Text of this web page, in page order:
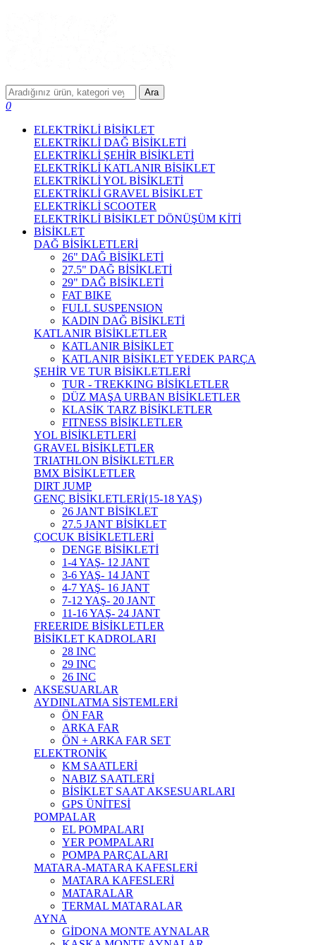
Ara
0
ELEKTRİKLİ BİSİKLET
ELEKTRİKLİ DAĞ BİSİKLETİ
ELEKTRİKLİ ŞEHİR BİSİKLETİ
ELEKTRİKLİ KATLANIR BİSİKLET
ELEKTRİKLİ YOL BİSİKLETİ
ELEKTRİKLİ GRAVEL BİSİKLET
ELEKTRİKLİ SCOOTER
ELEKTRİKLİ BİSİKLET DÖNÜŞÜM KİTİ
BİSİKLET
DAĞ BİSİKLETLERİ
26" DAĞ BİSİKLETİ
27.5" DAĞ BİSİKLETİ
29" DAĞ BİSİKLETİ
FAT BIKE
FULL SUSPENSION
KADIN DAĞ BİSİKLETİ
KATLANIR BİSİKLETLER
KATLANIR BİSİKLET
KATLANIR BİSİKLET YEDEK PARÇA
ŞEHİR VE TUR BİSİKLETLERİ
TUR - TREKKING BİSİKLETLER
DÜZ MAŞA URBAN BİSİKLETLER
KLASİK TARZ BİSİKLETLER
FITNESS BİSİKLETLER
YOL BİSİKLETLERİ
GRAVEL BİSİKLETLER
TRIATHLON BİSİKLETLER
BMX BİSİKLETLER
DIRT JUMP
GENÇ BİSİKLETLERİ(15-18 YAŞ)
26 JANT BİSİKLET
27.5 JANT BİSİKLET
ÇOCUK BİSİKLETLERİ
DENGE BİSİKLETİ
1-4 YAŞ- 12 JANT
3-6 YAŞ- 14 JANT
4-7 YAŞ- 16 JANT
7-12 YAŞ- 20 JANT
11-16 YAŞ- 24 JANT
FREERIDE BİSİKLETLER
BİSİKLET KADROLARI
28 INC
29 INC
26 INC
AKSESUARLAR
AYDINLATMA SİSTEMLERİ
ÖN FAR
ARKA FAR
ÖN + ARKA FAR SET
ELEKTRONİK
KM SAATLERİ
NABIZ SAATLERİ
BİSİKLET SAAT AKSESUARLARI
GPS ÜNİTESİ
POMPALAR
EL POMPALARI
YER POMPALARI
POMPA PARÇALARI
MATARA-MATARA KAFESLERİ
MATARA KAFESLERİ
MATARALAR
TERMAL MATARALAR
AYNA
GİDONA MONTE AYNALAR